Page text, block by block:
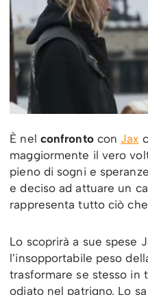
È nel confrontocon Jax
maggiormente il vero
pieno di sogni e
e deciso ad attuare un
rappresenta tutto ciò
Lo scoprirà a sue spese
l’insopportabile peso
trasformare se stesso in
odiato nel patrigno. Lo